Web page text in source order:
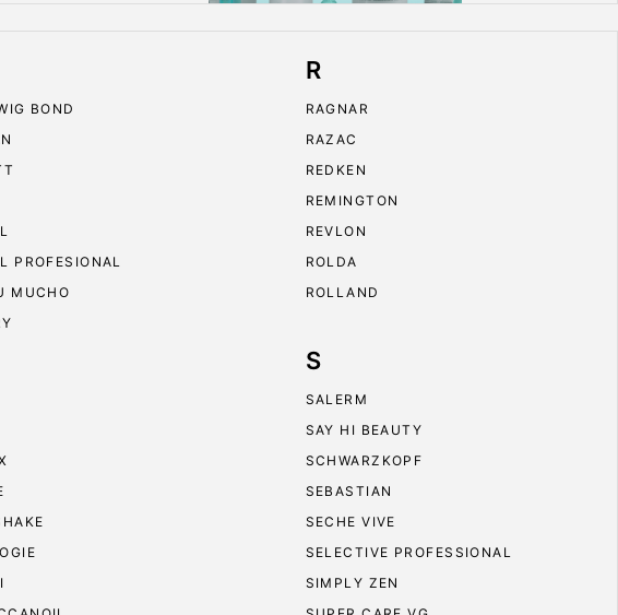
BOND
PROFESIONAL
MUCHO
R
RAGNAR
RAZAC
REDKEN
REMINGTON
REVLON
ROLDA
ROLLAND
S
SALERM
SAY HI BEAUTY
SCHWARZKOPF
SEBASTIAN
SECHE VIVE
SELECTIVE PROFESSIONAL
SIMPLY ZEN